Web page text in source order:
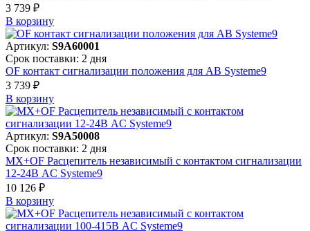
3 739 ₽
В корзинy
Артикул: S9A60001
Срок поставки: 2 дня
OF контакт сигнализации положения для АВ Systeme9
3 739 ₽
В корзинy
Артикул: S9A50008
Срок поставки: 2 дня
MX+OF Расцепитель независимый с контактом сигнализации
12-24В AC Systeme9
10 126 ₽
В корзинy